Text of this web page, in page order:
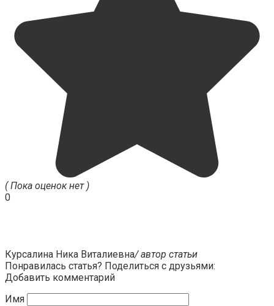
( Пока оценок нет )
0
Курсалина Ника Виталиевна/ автор статьи
Понравилась статья? Поделиться с друзьями:
Добавить комментарий
Имя